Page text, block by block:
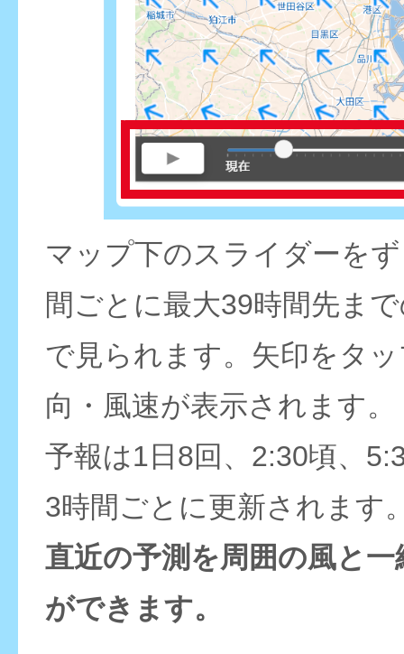
マップ下のスライダーを
間ごとに最大39時間先ま
で見られます。矢印をタ
向・風速が表示されます。
予報は1日8回、2:30頃、
3時間ごとに更新されます
直近の予測を周囲の風と
ができます。